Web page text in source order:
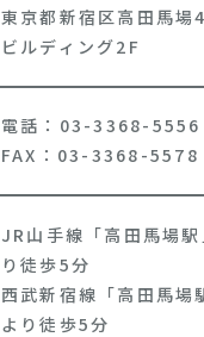
東京都新宿区高田馬
ビルディング2F
電話：03-3368-5556
FAX：03-3368-5578
JR山手線「高田馬場
り徒歩5分
西武新宿線「高田馬場
より徒歩5分